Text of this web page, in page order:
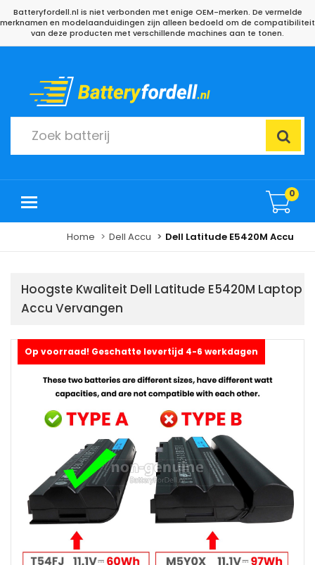
Batteryfordell.nl is niet verbonden met enige OEM-merken. De vermelde
merknamen en modelaanduidingen zijn alleen bedoeld om de compatibiliteit
van deze producten met verschillende machines aan te tonen.
0
Home Dell Accu Dell Latitude E5420M Accu
Hoogste Kwaliteit Dell Latitude E5420M Laptop
Accu Vervangen
Op voorraad! Geschatte levertijd 4-6 werkdagen